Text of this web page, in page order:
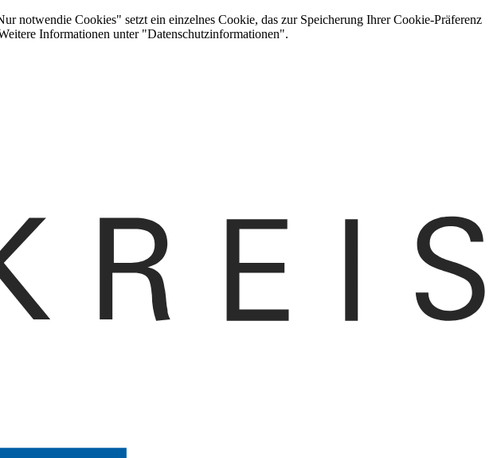
notwendie Cookies" setzt ein einzelnes Cookie, das zur Speicherung Ihrer Cookie-Präferenz
Informationen unter "Datenschutzinformationen".